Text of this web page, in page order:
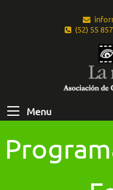
(52) 55
Menu